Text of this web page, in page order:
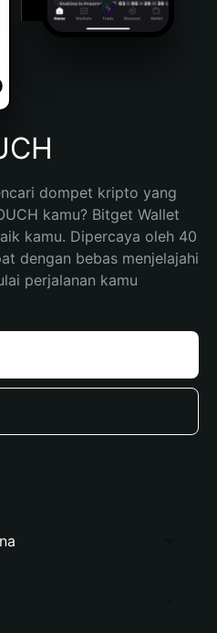
dompet kripto yang
kamu? Bitget Wallet
kamu. Dipercaya oleh 40
dengan bebas menjelajahi
perjalanan kamu